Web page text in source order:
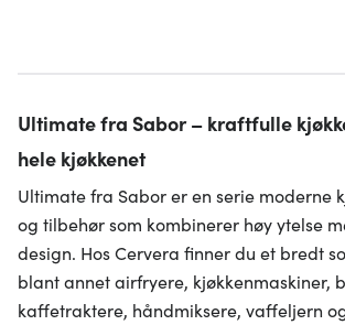
Ultimate fra Sabor – kraftfulle
hele kjøkkenet
Ultimate fra Sabor er en serie moderne
og tilbehør som kombinerer høy ytelse
design. Hos Cervera finner du et bredt
blant annet airfryere, kjøkkenmaskiner,
kaffetraktere, håndmiksere, vaffeljern